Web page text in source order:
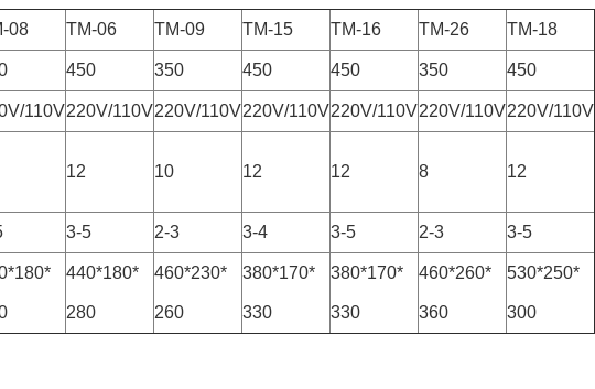
08 TM-06 TM-09 TM-15 TM-16 TM-26 TM-18
450 350 450 450 350 450
110V220V/110V220V/110V220V/110V220V/110V220V/110V220V/110V
12 10 12 12 8 12
3-5 2-3 3-4 3-5 2-3 3-5
440*180*
280
460*230*
260
380*170*
330
380*170*
330
460*260*
360
530*250*
300